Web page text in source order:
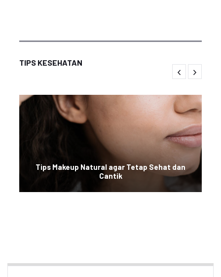
TIPS KESEHATAN
Tips Makeup Natural agar Tetap Sehat dan
Cantik